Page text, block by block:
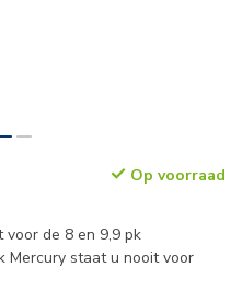
Op voorraad
de 8 en 9,9 pk
Mercury staat u nooit voor